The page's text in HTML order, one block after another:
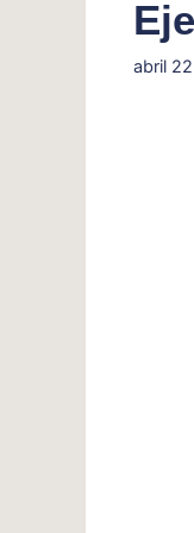
abril